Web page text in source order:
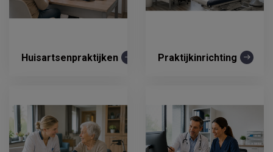
Huisartsenpraktijken Praktijkinrichting